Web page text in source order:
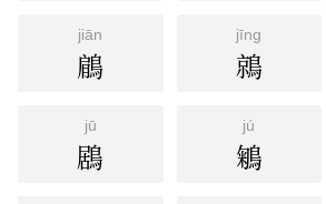
jiān
鵳
jīng
鶁
jū
鶋
jú
鵴